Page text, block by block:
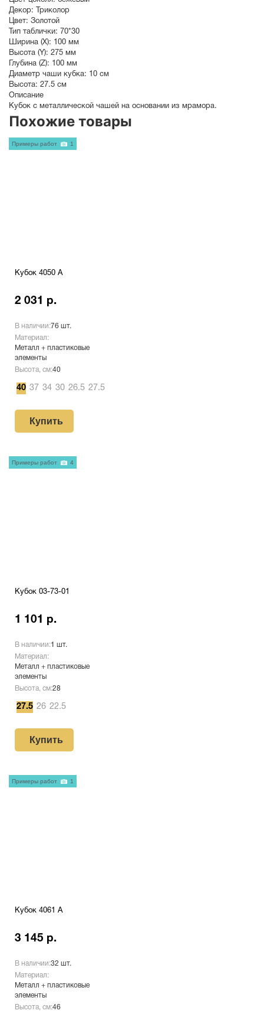
Декор:
Триколор
Цвет: Золотой
Тип таблички: 70*30
Ширина (X): 100 мм
Высота (Y): 275 мм
Глубина (Z): 100 мм
Диаметр чаши кубка: 10 см
Высота: 27.5 см
Описание
Кубок с металлической чашей на основании из мрамора.
Похожие товары
Кубок 4050 A
2 031 р.
В наличии:76 шт.
Материал:
Металл + пластиковые
элементы
Высота, см:40
40 37 34 30 26.5 27.5
Купить
Примеры работ 1
Кубок 03-73-01
1 101 р.
В наличии:1 шт.
Материал:
Металл + пластиковые
элементы
Высота, см:28
27.5 26 22.5
Купить
Примеры работ 4
Кубок 4061 A
3 145 р.
В наличии:32 шт.
Материал:
Металл + пластиковые
элементы
Высота, см:46
Примеры работ 1